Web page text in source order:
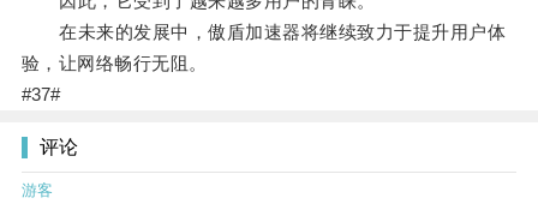
在未来的发展中，傲盾加速器将继续致力于提升用户体
验，让网络畅行无阻。
#37#
评论
游客